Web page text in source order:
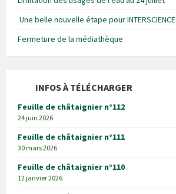
Une belle nouvelle étape pour INTERSCIENCE
Fermeture de la médiathèque
INFOS À TÉLÉCHARGER
Feuille de châtaignier n°112
24 juin 2026
Feuille de châtaignier n°111
30 mars 2026
Feuille de châtaignier n°110
12 janvier 2026